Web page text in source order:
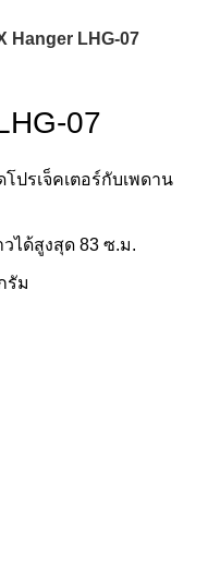
Hanger LHG-07
07
ปรเจ็คเตอร์กับเพดาน
ได้สูงสุด 83 ซ.ม.
รัม